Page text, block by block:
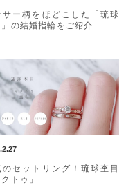
サー柄をほどこした「琉球
の結婚指輪をご紹介
のセットリング！琉球杢目
クトゥ」